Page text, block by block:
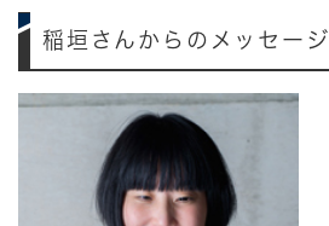
稲垣さんからのメッセージ